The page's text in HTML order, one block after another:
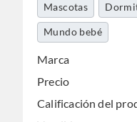
Mascotas
Mundo bebé
Utiles de aseo y
Accesorios moda
Automotriz
Marca
Precio
Calificación del